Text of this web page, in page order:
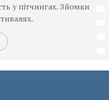
у пітчингах. Зйомки